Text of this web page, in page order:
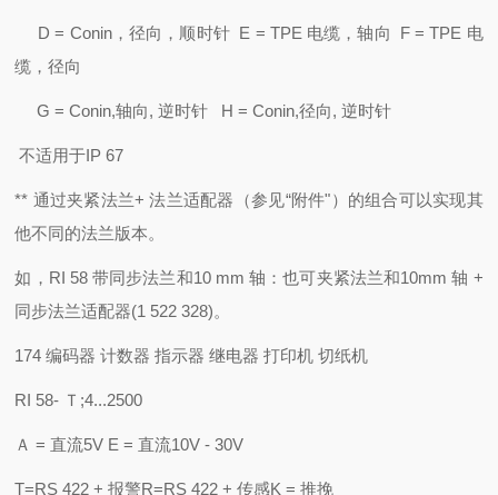
D = Conin，径向，顺时针 E = TPE 电缆，轴向 F = TPE 电
缆，径向
G = Conin,轴向, 逆时针 H = Conin,径向, 逆时针
不适用于IP 67
** 通过夹紧法兰+ 法兰适配器（参见“附件"）的组合可以实现其
他不同的法兰版本。
如，RI 58 带同步法兰和10 mm 轴：也可夹紧法兰和10mm 轴 +
同步法兰适配器(1 522 328)。
174 编码器 计数器 指示器 继电器 打印机 切纸机
RI 58- Ｔ;4...2500
Ａ = 直流5V E = 直流10V - 30V
T=RS 422 + 报警R=RS 422 + 传感K = 推挽